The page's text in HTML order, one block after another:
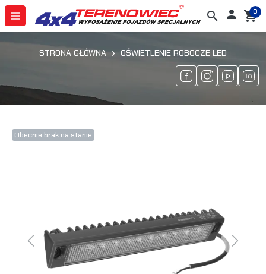
search  shopping_cart
0
STRONA GŁÓWNA OŚWIETLENIE ROBOCZE LED
Obecnie brak na stanie
Previous Next